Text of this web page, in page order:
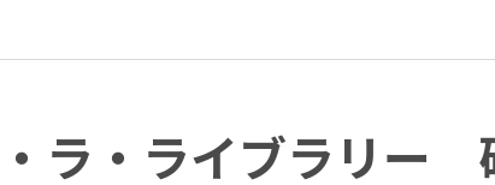
ラ・ライブラリー